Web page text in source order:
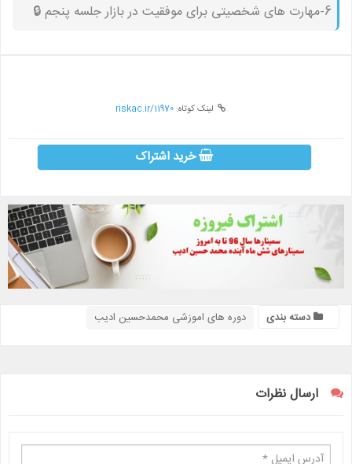
6-مهارت های شخصیتی برای موفقیت در بازار جلسه پنجم 🔒︎
لینک کوتاه:riskac.ir/11970
خرید اشتراک
دسته بندی دوره های اموزشی محمدحسین ادیب
ارسال نظرات